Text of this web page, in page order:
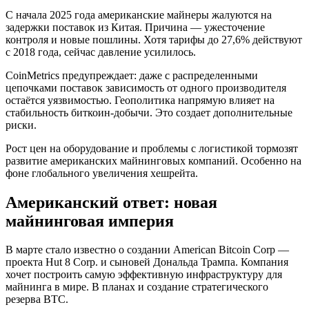
С начала 2025 года американские майнеры жалуются на
задержки поставок из Китая. Причина — ужесточение
контроля и новые пошлины. Хотя тарифы до 27,6% действуют
с 2018 года, сейчас давление усилилось.
CoinMetrics предупреждает: даже с распределенными
цепочками поставок зависимость от одного производителя
остаётся уязвимостью. Геополитика напрямую влияет на
стабильность биткоин-добычи. Это создает дополнительные
риски.
Рост цен на оборудование и проблемы с логистикой тормозят
развитие американских майнинговых компаний. Особенно на
фоне глобального увеличения хешрейта.
Американский ответ: новая
майнинговая империя
В марте стало известно о создании American Bitcoin Corp —
проекта Hut 8 Corp. и сыновей Дональда Трампа. Компания
хочет построить самую эффективную инфраструктуру для
майнинга в мире. В планах и создание стратегического
резерва BTC.